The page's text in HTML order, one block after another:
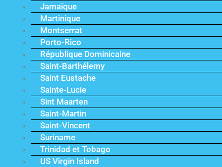
Jamaïque
Martinique
Montserrat
Porto-Rico
République Dominicaine
Saint-Barthélemy
Saint Eustache
Sainte-Lucie
Sint Maarten
Saint-Martin
Saint-Vincent
Suriname
Trinidad et Tobago
US Virgin Island